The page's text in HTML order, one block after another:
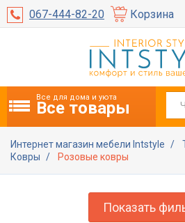
067-444-82-20 Корзина
Все для дома и уюта
Все товары
Интернет магазин мебели Intstyle
Ковры
Розовые ковры
Показать